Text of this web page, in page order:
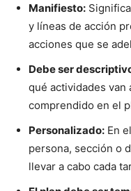
Manifiesto:
y líneas de acción
acciones que se
Debe ser
qué actividades
comprendido en el
Personalizado: En
persona, sección o
llevar a cabo cada